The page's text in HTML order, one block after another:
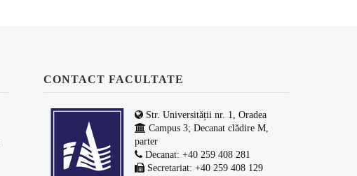
CONTACT FACULTATE
Str. Universității nr. 1, Oradea
Campus 3; Decanat clădire M,
parter
Decanat: +40 259 408 281
Secretariat: +40 259 408 129